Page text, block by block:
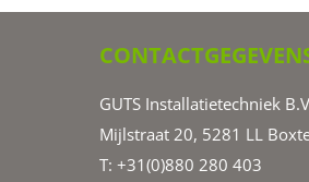
GUTS Installatietechniek
Mijlstraat 20, 5281 LL
T: +31(0)880 280 403